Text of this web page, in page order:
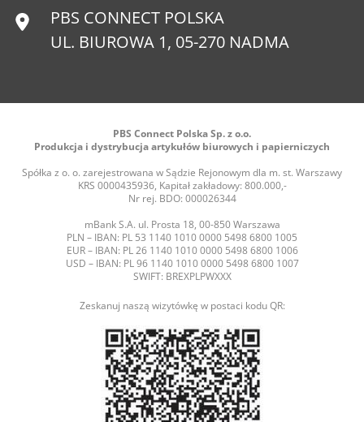
PBS CONNECT POLSKA
UL. BIUROWA 1, 05-270 NADMA
PBS Connect Polska Sp. z o.o.
Produkcja i dystrybucja artykułów biurowych i papierniczych
Spółka z o. o. zarejestrowana w Sądzie Rejonowym dla m. st. Warszawy
KRS 0000435936, Kapitał zakładowy: 800.000,-
Nr rej. BDO: 000026344
mBank S.A. ul. Prosta 18, 00-850 Warszawa
PLN – IBAN: PL 53 1140 1010 0000 5498 6800 1005
EUR – IBAN: PL 26 1140 1010 0000 5498 6800 1006
USD – IBAN: PL 96 1140 1010 0000 5498 6800 1007
SWIFT: BREXPLPWXXX
Zeskanuj naszą wizytówkę w postaci kodu QR: